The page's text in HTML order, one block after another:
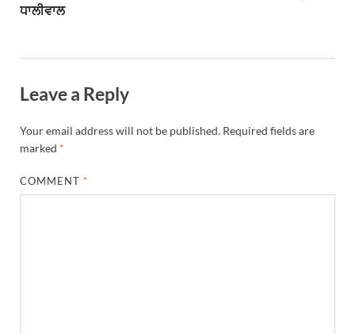
ਧਾਲੀਵਾਲ
Leave a Reply
Your email address will not be published. Required fields are
marked *
COMMENT *